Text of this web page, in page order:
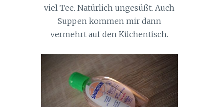
viel Tee. Natürlich ungesüßt. Auch
Suppen kommen mir dann
vermehrt auf den Küchentisch.